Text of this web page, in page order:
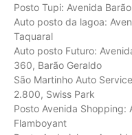
Posto Tupi: Avenida
Auto posto da lagoa:
Taquaral
Auto posto Futuro:
360, Barão Geraldo
São Martinho Auto
2.800, Swiss Park
Posto Avenida Shopping:
Flamboyant